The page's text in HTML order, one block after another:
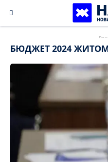
content
БЮДЖЕТ 2024